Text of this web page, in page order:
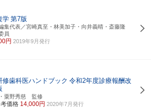
学 第7版
代表／宮崎真至・林美加子・向井義晴・斎藤隆
員
円 2019年9月発行
修歯科医ハンドブック 令和2年度診療報酬改
粟野秀慈 監修
価格 14,000円 2020年7月発行